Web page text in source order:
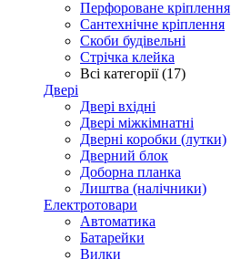
Перфороване кріплення
Сантехнічне кріплення
Скоби будівельні
Стрічка клейка
Всі категорії (17)
Двері
Двері вхідні
Двері міжкімнатні
Дверні коробки (лутки)
Дверний блок
Доборна планка
Лиштва (налічники)
Електротовари
Автоматика
Батарейки
Вилки